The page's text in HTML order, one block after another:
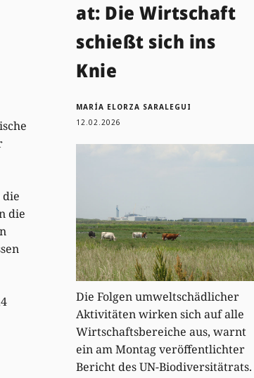
die
die
at: Die Wirtschaft
schießt sich ins
Knie
MARÍA ELORZA SARALEGUI
12.02.2026
Die Folgen umweltschädlicher
Aktivitäten wirken sich auf alle
Wirtschaftsbereiche aus, warnt
ein am Montag veröffentlichter
Bericht des UN-Biodiversitätrats.